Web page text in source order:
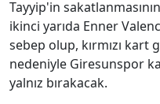
Tayyip'in
ikinci yarıda Enner
sebep olup, kırmızı kart
nedeniyle Giresunspor
yalnız bırakacak.